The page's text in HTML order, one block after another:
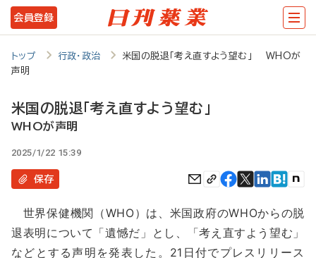
メ
イ
コ
テ
ツ
に
動
会員登録
トップ 行政・政治
米国の脱退「考え直すよう望む」 WHOが
声明
米国の脱退「考え直すよう望む」
WHOが声明
2025/1/22 15:39
保存
世界保健機関（WHO）は、米国政府のWHOからの脱
退表明について「遺憾だ」とし、「考え直すよう望む」
などとする声明を発表した。21日付でプレスリリース